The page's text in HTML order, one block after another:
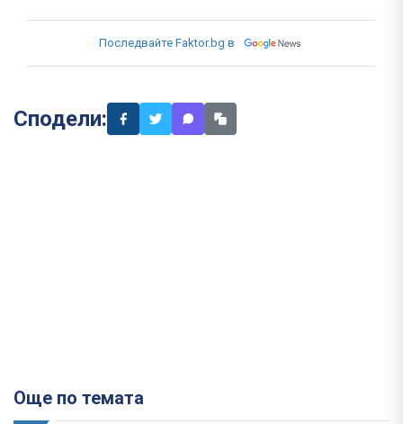
Последвайте Faktor.bg в
Сподели:
Още по темата